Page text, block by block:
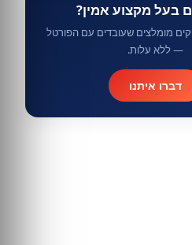
בעל מקצוע אמין?
מומלצים שעובדים עם הפורטל
— ללא עלות.
דברו איתנו